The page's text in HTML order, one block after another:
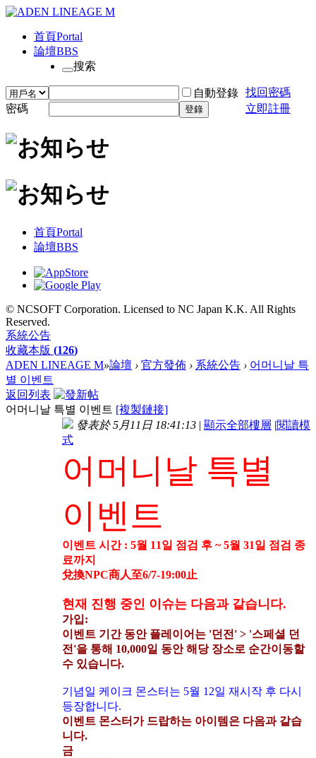
首頁Portal
論壇BBS
搜索
自動登錄 找回密碼
密碼
登錄 立即註冊
首頁Portal
論壇BBS
© NCSOFT Corporation. Licensed to NC Japan K.K. All Rights
Reserved.
系統公告
收藏本版 (126)
ADEN LINEAGE M»論壇 › 官方發佈 › 系統公告 › 어머니날 특
별 이벤트
返回列表
어머니날 특별 이벤트 [複製鏈接]
發表於 5月11日 18:41:13 | 顯示全部樓層 |閱讀模
式
어머니날 특별
이벤트
이벤트 시간 : 5월 11일 점검 후 ~ 5월 31일 점검 종
료까지
兌換NPC商人至6/7-19:00止
현재 진행 중인 이슈는 다음과 같습니다.
가입:
이벤트 기간 동안 플레이어는 '던전' > '스페셜 던
전'을 통해 10,000일 동안 해당 장소로 순간이동할
수 있습니다.
기념일 케이크 몬스터는 5월 12일 재시작 후 다시
등장합니다.
이벤트 몬스터가 드랍하는 아이템은 다음과 같습
니다.
금